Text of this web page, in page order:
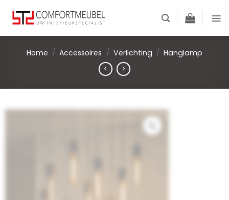
content
Home / Accessoires / Verlichting / Hanglamp